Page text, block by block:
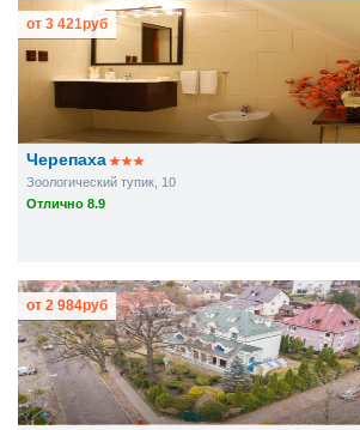
Черепаха
Зоологический тупик, 10
Отлично 8.9
от 3 421руб
от 2 984руб